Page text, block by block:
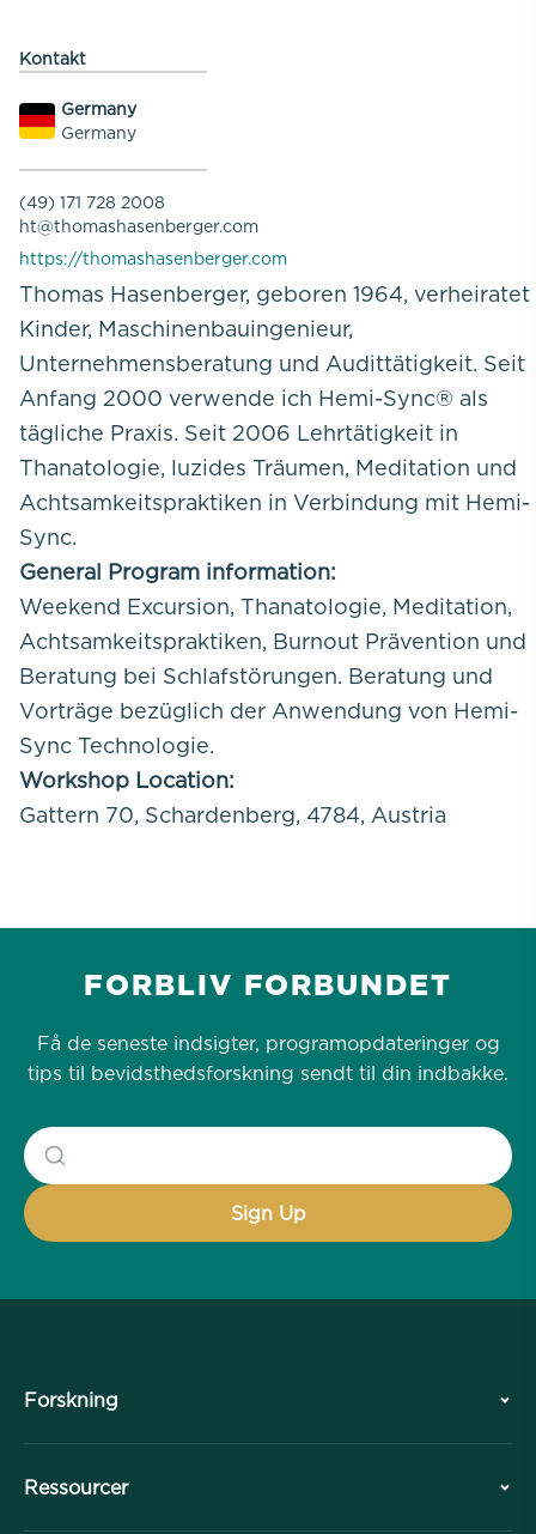
Kontakt
Germany
Germany
(49) 171 728 2008
ht@thomashasenberger.com
https://thomashasenberger.com
Thomas Hasenberger, geboren 1964, verheiratet
Kinder, Maschinenbauingenieur,
Unternehmensberatung und Audittätigkeit. Seit
Anfang 2000 verwende ich Hemi-Sync® als
tägliche Praxis. Seit 2006 Lehrtätigkeit in
Thanatologie, luzides Träumen, Meditation und
Achtsamkeitspraktiken in Verbindung mit Hemi-
Sync.
General Program information:
Weekend Excursion, Thanatologie, Meditation,
Achtsamkeitspraktiken, Burnout Prävention und
Beratung bei Schlafstörungen. Beratung und
Vorträge bezüglich der Anwendung von Hemi-
Sync Technologie.
Workshop Location:
Gattern 70, Schardenberg, 4784, Austria
FORBLIV FORBUNDET
Få de seneste indsigter, programopdateringer og
tips til bevidsthedsforskning sendt til din indbakke.
Forskning
Ressourcer